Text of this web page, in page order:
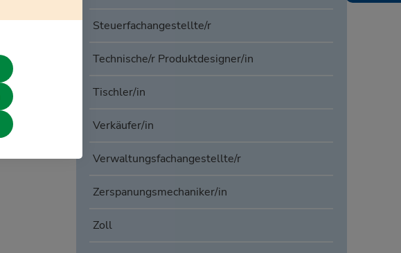
Steuerfachangestellte/r
Technische/r Produktdesigner/in
Tischler/in
Verkäufer/in
Verwaltungsfachangestellte/r
Zerspanungsmechaniker/in
Zoll